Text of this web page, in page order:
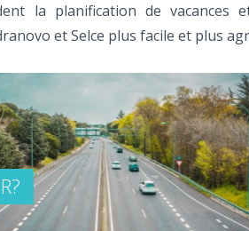
la planification de vacances
et Selce plus facile et plus